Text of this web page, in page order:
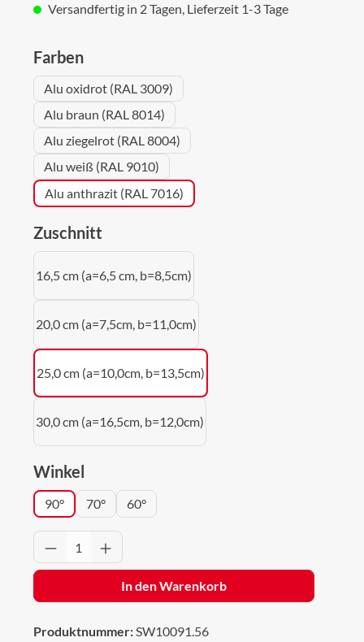
Versandfertig in 2 Tagen, Lieferzeit 1-3 Tage
Farbenauswählen
Alu oxidrot (RAL 3009)
Alu braun (RAL 8014)
Alu ziegelrot (RAL 8004)
Alu weiß (RAL 9010)
Alu anthrazit (RAL 7016)
Zuschnitt
16,5 cm (a=6,5 cm, b=8,5cm)
20,0 cm (a=7,5cm, b=11,0cm)
25,0 cm (a=10,0cm, b=13,5cm)
30,0 cm (a=16,5cm, b=12,0cm)
Winkel
90° 70° 60°
Produkt Anzahl: Gib den gewünschten
In den Warenkorb
Produktnummer:SW10091.56